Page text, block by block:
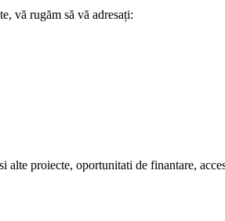
vă rugăm să vă adresați:
proiecte, oportunitati de finantare,